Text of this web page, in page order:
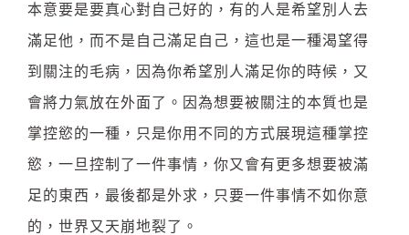
本意要是要真心對自己好的，有的人是希望別人去
滿足他，而不是自己滿足自己，這也是一種渴望得
到關注的毛病，因為你希望別人滿足你的時候，又
會將力氣放在外面了。因為想要被關注的本質也是
掌控慾的一種，只是你用不同的方式展現這種掌控
慾，一旦控制了一件事情，你又會有更多想要被滿
足的東西，最後都是外求，只要一件事情不如你意
的，世界又天崩地裂了。